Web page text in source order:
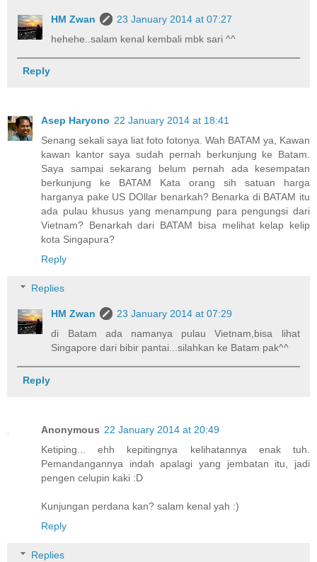
HM Zwan
23 January 2014 at 07:27
hehehe..salam kenal kembali mbk sari ^^
Reply
Asep Haryono 22 January 2014 at 18:41
Senang sekali saya liat foto fotonya. Wah BATAM ya, Kawan
kawan kantor saya sudah pernah berkunjung ke Batam.
Saya sampai sekarang belum pernah ada kesempatan
berkunjung ke BATAM Kata orang sih satuan harga
harganya pake US DOllar benarkah? Benarka di BATAM itu
ada pulau khusus yang menampung para pengungsi dari
Vietnam? Benarkah dari BATAM bisa melihat kelap kelip
kota Singapura?
Reply
Replies
HM Zwan
23 January 2014 at 07:29
di Batam ada namanya pulau Vietnam,bisa lihat
Singapore dari bibir pantai...silahkan ke Batam pak^^
Reply
Anonymous 22 January 2014 at 20:49
Ketiping... ehh kepitingnya kelihatannya enak tuh.
Pemandangannya indah apalagi yang jembatan itu, jadi
pengen celupin kaki :D
Kunjungan perdana kan? salam kenal yah :)
Reply
Replies